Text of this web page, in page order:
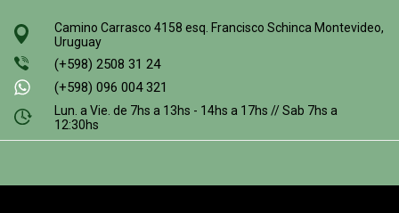
Camino Carrasco 4158 esq. Francisco Schinca Montevideo,
Uruguay
(+598) 2508 31 24
(+598) 096 004 321
Lun. a Vie. de 7hs a 13hs - 14hs a 17hs // Sab 7hs a
12:30hs